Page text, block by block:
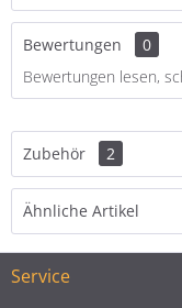
Bewertungen
0
Bewertungen lesen,
Zubehör 2
Ähnliche Artikel
Service